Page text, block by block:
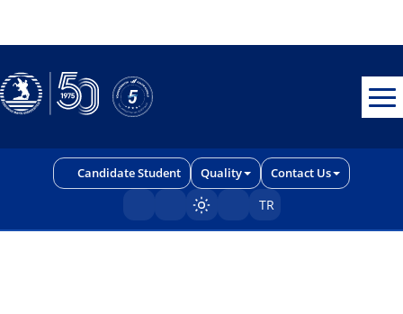
Candidate Student Quality Contact Us
Sayfayı karart/aç
TR